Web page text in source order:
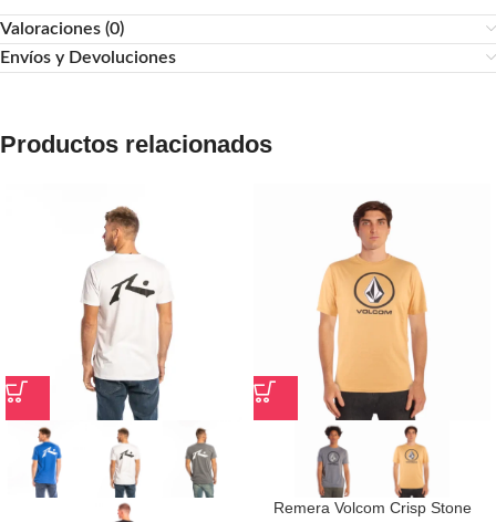
Valoraciones (0)
Envíos y Devoluciones
Productos relacionados
Remera Volcom Crisp Stone